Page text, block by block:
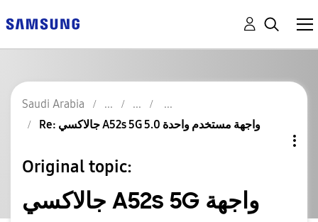
Saudi Arabia
Re: جالاكسي A52s 5G واجهة مستخدم واحدة 5.0
Original topic:
جالاكسي A52s 5G واجهة